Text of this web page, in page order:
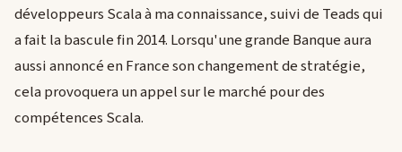
développeurs Scala à ma connaissance, suivi de Teads qui
a fait la bascule fin 2014. Lorsqu'une grande Banque aura
aussi annoncé en France son changement de stratégie,
cela provoquera un appel sur le marché pour des
compétences Scala.